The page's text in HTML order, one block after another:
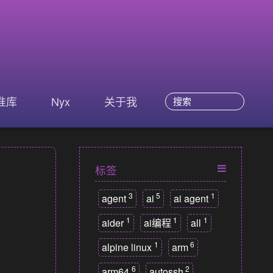
库 Nyx 关于我
标签
agent 3 ai 5 ai agent 1
aider 1 ai编程 1 all 1
alpine linux 1 arm 6
6 2